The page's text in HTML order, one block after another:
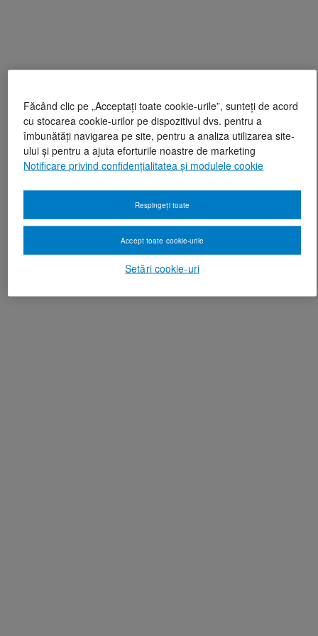
Făcând clic pe „Acceptați toate cookie-urile”, sunteți de acord
cu stocarea cookie-urilor pe dispozitivul dvs. pentru a
îmbunătăți navigarea pe site, pentru a analiza utilizarea site-
ului și pentru a ajuta eforturile noastre de marketing
Notificare privind confidențialitatea și modulele cookie
Setări cookie-uri
Respingeți toate
Accept toate cookie-urile